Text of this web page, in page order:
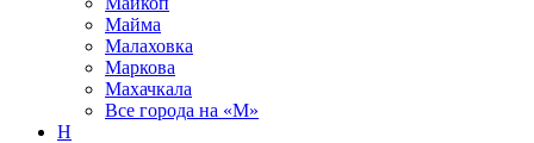
Майма
Малаховка
Маркова
Махачкала
Все города на «М»
Н